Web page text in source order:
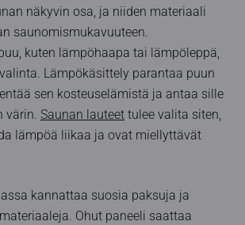
näkyvin osa, ja niiden materiaali
saunomismukavuuteen.
kuten lämpöhaapa tai lämpöleppä,
Lämpökäsittely parantaa puun
sen kosteuselämistä ja antaa sille
värin. Saunan lauteet tulee valita siten,
lämpöä liikaa ja ovat miellyttävät
kannattaa suosia paksuja ja
Ohut paneeli saattaa